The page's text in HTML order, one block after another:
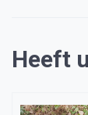
Heeft